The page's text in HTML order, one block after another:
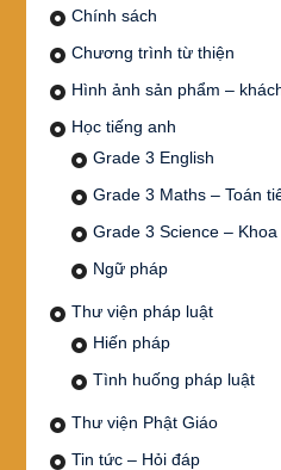
Chính sách
Chương trình từ thiện
Hình ảnh sản phẩm –
Học tiếng anh
Grade 3 English
Grade 3 Maths – Toán
Grade 3 Science –
Ngữ pháp
Thư viện pháp luật
Hiến pháp
Tình huống pháp luật
Thư viện Phật Giáo
Tin tức – Hỏi đáp